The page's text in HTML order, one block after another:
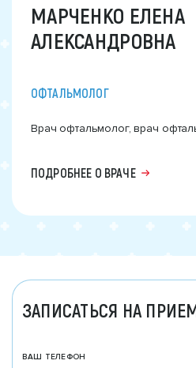
МАРЧЕНКО ЕЛЕНА
АЛЕКСАНДРОВНА
ОФТАЛЬМОЛОГ
Врач офтальмолог, врач
ПОДРОБНЕЕ О ВРАЧЕ
ЗАПИСАТЬСЯ НА
ВАШ ТЕЛЕФОН